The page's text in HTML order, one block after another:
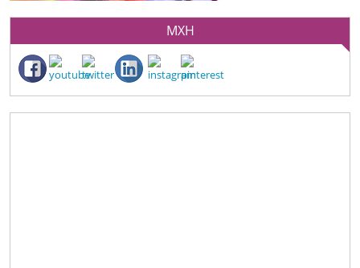
MXH